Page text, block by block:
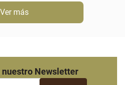
Ver más
nuestro Newsletter